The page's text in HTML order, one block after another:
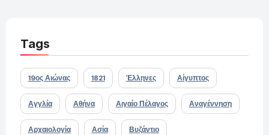
Tags
19ος Αιώνας 1821 Έλληνες Αίγυπτος
Αγγλία Αθήνα Αιγαίο Πέλαγος Αναγέννηση
Αρχαιολογία Ασία Βυζάντιο